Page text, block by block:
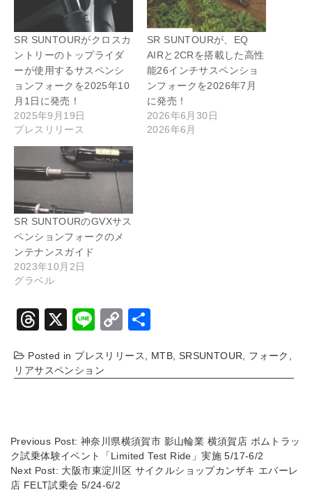
SR SUNTOURがクロスカ
ントリーのトップライダ
ーが使用するサスペンシ
ョンフォークを2025年10
月1日に発売！
2025年9月19日
プレスリリース
SR SUNTOURが、EQ
AIRと2CRを搭載した高性
能26インチサスペンショ
ンフォークを2026年7月
に発売！
2026年6月30日
2026年6月
SR SUNTOURのGVXサス
ペンションフォークのメ
ンテナンスガイド
2023年10月2日
グラベル
T
e
a
X
Li
e
C
p
y
n
k
Posted in プレスリリース, MTB, SRSUNTOUR, フォーク ,
リアサスペンション
Previous Post:神奈川県横須賀市 影山輪業 横須賀店 ボムトラッ
ク試乗体験イベント「Limited Test Ride」実施 5/17-6/2
Next Post: 大阪市東淀川区 サイクルショップカンザキ エバーレ
店 FELT試乗会 5/24-6/2